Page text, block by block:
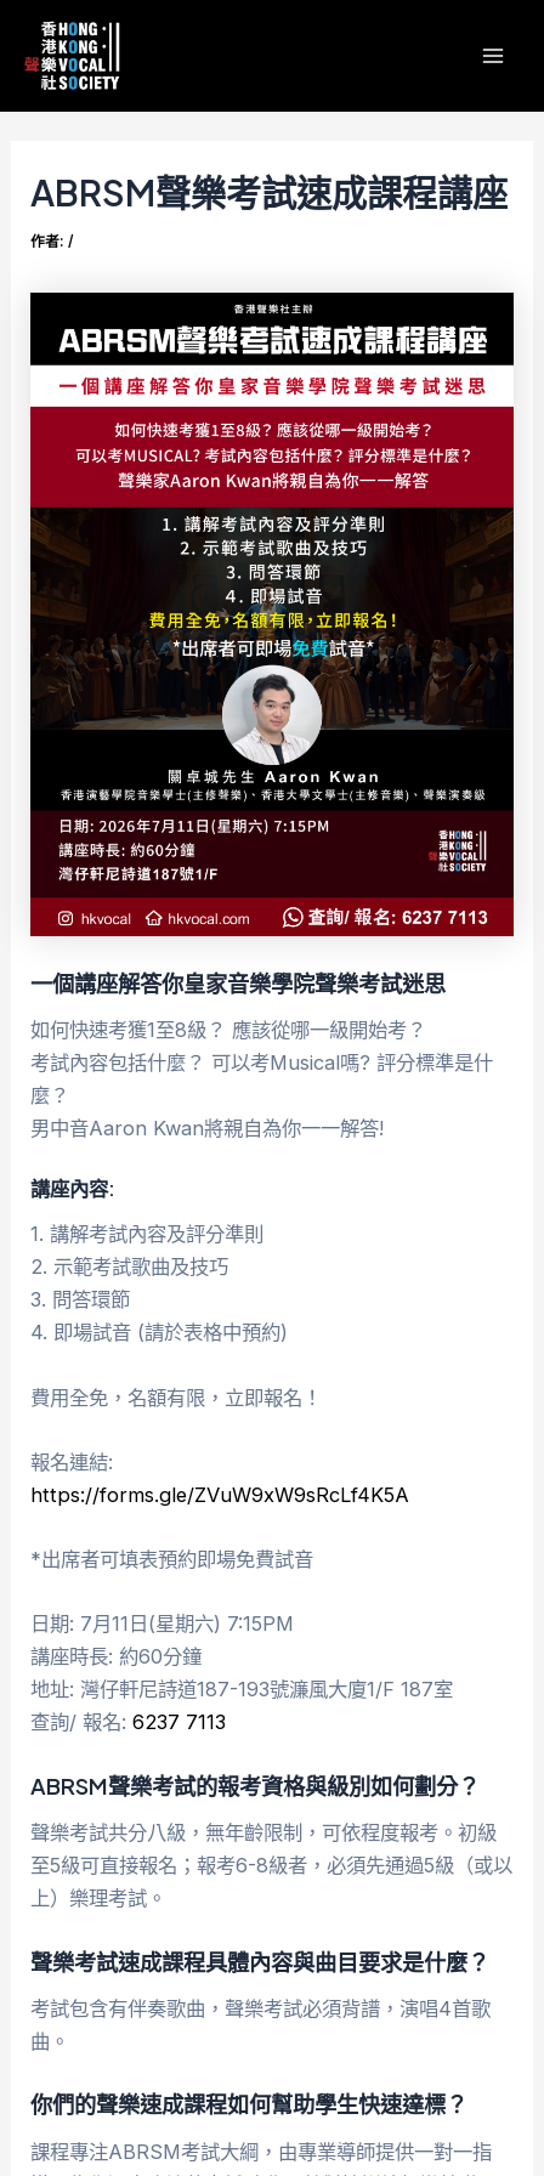
content
要
ABRSM聲樂考試速成課程講座
作者:/
一個講座解答你皇家音樂學院聲樂考試迷思
如何快速考獲1至8級？ 應該從哪一級開始考？
考試內容包括什麼？ 可以考Musical嗎? 評分標準是什
麼？
男中音Aaron Kwan將親自為你一一解答!
講座內容:
1. 講解考試內容及評分準則
2. 示範考試歌曲及技巧
3. 問答環節
4. 即場試音 (請於表格中預約)
費用全免，名額有限，立即報名！
報名連結:
https://forms.gle/ZVuW9xW9sRcLf4K5A
*出席者可填表預約即場免費試音
日期: 7月11日(星期六) 7:15PM
講座時長: 約60分鐘
地址: 灣仔軒尼詩道187-193號濂風大廈1/F 187室
查詢/ 報名:6237 7113
ABRSM聲樂考試的報考資格與級別如何劃分？
聲樂考試共分八級，無年齡限制，可依程度報考。初級
至5級可直接報名；報考6-8級者，必須先通過5級（或以
上）樂理考試。
聲樂考試速成課程具體內容與曲目要求是什麼？
考試包含有伴奏歌曲，聲樂考試必須背譜，演唱4首歌
曲。
你們的聲樂速成課程如何幫助學生快速達標？
課程專注ABRSM考試大綱，由專業導師提供一對一指
Post
navigation